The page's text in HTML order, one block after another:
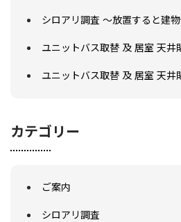
シロアリ調査 ～放置すると建
ユニットバス取替 及 居室 天井
ユニットバス取替 及 居室 天井
カテゴリー
ご案内
シロアリ調査